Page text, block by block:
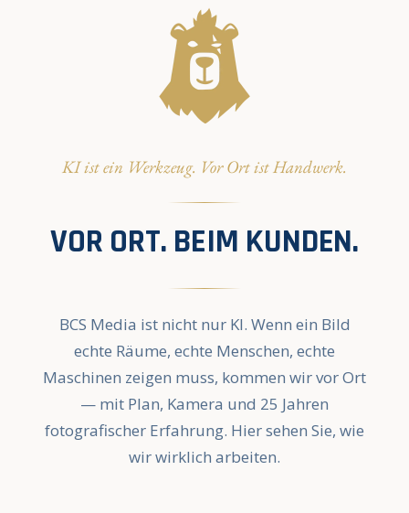
KI ist ein Werkzeug. Vor Ort ist Handwerk.
VOR ORT. BEIM KUNDEN.
BCS Media ist nicht nur KI. Wenn ein Bild
echte Räume, echte Menschen, echte
Maschinen zeigen muss, kommen wir vor Ort
— mit Plan, Kamera und 25 Jahren
fotografischer Erfahrung. Hier sehen Sie, wie
wir wirklich arbeiten.